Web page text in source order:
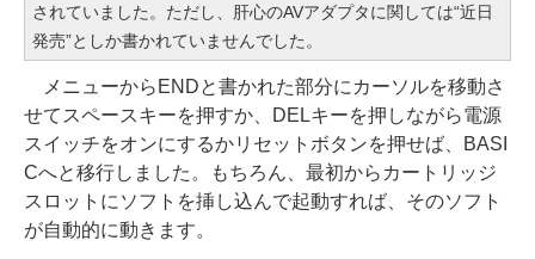
されていました。ただし、肝心のAVアダプタに関しては“近日
発売”としか書かれていませんでした。
メニューからENDと書かれた部分にカーソルを移動さ
せてスペースキーを押すか、DELキーを押しながら電源
スイッチをオンにするかリセットボタンを押せば、BASI
Cへと移行しました。もちろん、最初からカートリッジ
スロットにソフトを挿し込んで起動すれば、そのソフト
が自動的に動きます。